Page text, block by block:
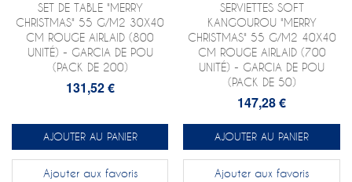
SET DE TABLE "MERRY
CHRISTMAS" 55 G/M2 30X40
CM ROUGE AIRLAID (800
UNITÉ) - GARCIA DE POU
(PACK DE 200)
131,52 €
AJOUTER AU PANIER
Ajouter aux favoris
SERVIETTES SOFT
KANGOUROU "MERRY
CHRISTMAS" 55 G/M2 40X40
CM ROUGE AIRLAID (700
UNITÉ) - GARCIA DE POU
(PACK DE 50)
147,28 €
AJOUTER AU PANIER
Ajouter aux favoris